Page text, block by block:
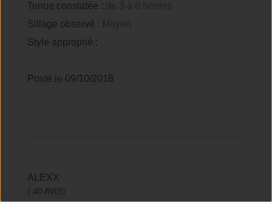
Tenue constatée : de 3 à 6 heures
Sillage observé : Moyen
Style approprié :
Posté le 09/10/2018
ALEXX
( 40 AVIS)